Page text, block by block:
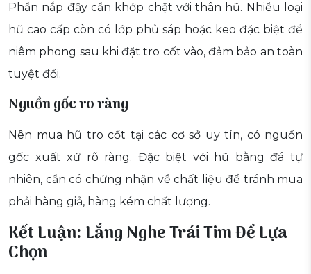
Phần nắp đậy cần khớp chặt với thân hũ. Nhiều loại
hũ cao cấp còn có lớp phủ sáp hoặc keo đặc biệt để
niêm phong sau khi đặt tro cốt vào, đảm bảo an toàn
tuyệt đối.
Nguồn gốc rõ ràng
Nên mua hũ tro cốt tại các cơ sở uy tín, có nguồn
gốc xuất xứ rõ ràng. Đặc biệt với hũ bằng đá tự
nhiên, cần có chứng nhận về chất liệu để tránh mua
phải hàng giả, hàng kém chất lượng.
Kết Luận: Lắng Nghe Trái Tim Để Lựa
Chọn